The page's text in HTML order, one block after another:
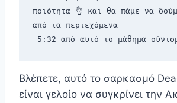
ποιότητα 👌 και θα πάμε να
από τα περιεχόμενα
5:32 από αυτό το μάθημα
Βλέπετε, αυτό το σαρκασμό
είναι γελοίο να συγκρίνει την